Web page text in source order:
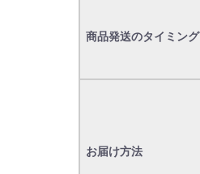
商品発送のタイミング
お届け方法